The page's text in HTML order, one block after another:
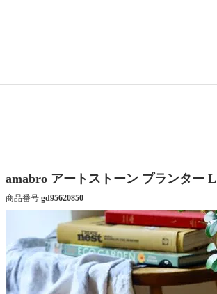
amabro アートストーン プランター L
商品番号 gd95620850